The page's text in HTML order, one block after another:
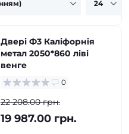
Двері Ф3 Каліфорнія
метал 2050*860 ліві
венге
0
22 208.00 грн.
19 987.00 грн.